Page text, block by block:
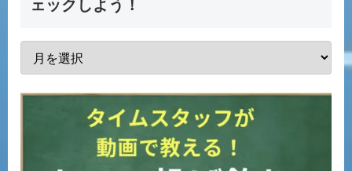
ェックしよう！